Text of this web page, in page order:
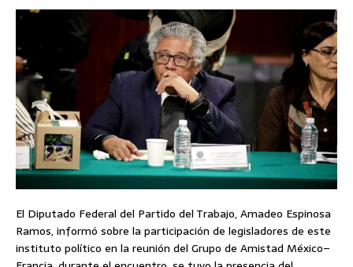
El Diputado Federal del Partido del Trabajo, Amadeo Espinosa
Ramos, informó sobre la participación de legisladores de este
instituto político en la reunión del Grupo de Amistad México–